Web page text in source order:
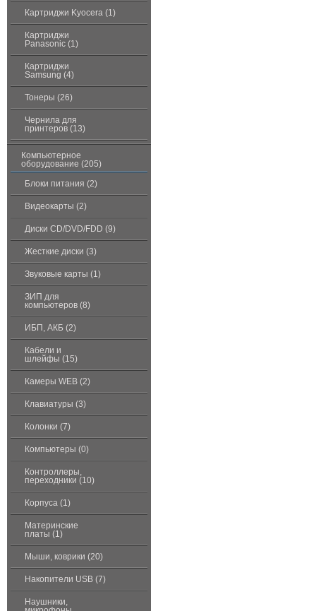
Картриджи Kyocera (1)
Картриджи
Panasonic (1)
Картриджи
Samsung (4)
Тонеры (26)
Чернила для
принтеров (13)
Компьютерное
оборудование (205)
Блоки питания (2)
Видеокарты (2)
Диски CD/DVD/FDD (9)
Жесткие диски (3)
Звуковые карты (1)
ЗИП для
компьютеров (8)
ИБП, АКБ (2)
Кабели и
шлейфы (15)
Камеры WEB (2)
Клавиатуры (3)
Колонки (7)
Компьютеры (0)
Контроллеры,
переходники (10)
Корпуса (1)
Материнские
платы (1)
Мыши, коврики (20)
Накопители USB (7)
Наушники,